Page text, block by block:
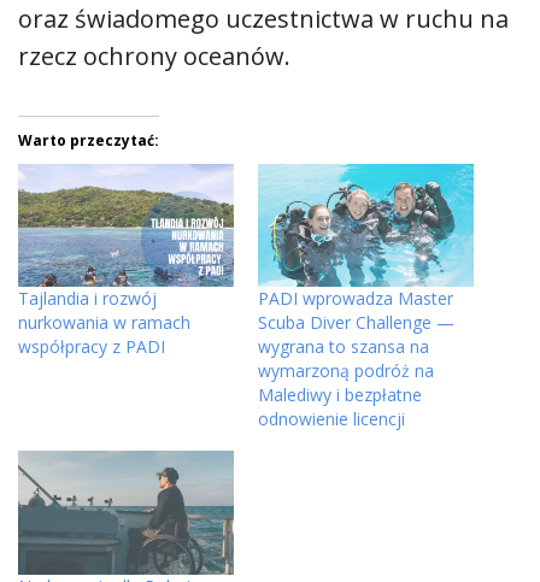
oraz świadomego uczestnictwa w ruchu na
rzecz ochrony oceanów.
Warto przeczytać:
Tajlandia i rozwój
nurkowania w ramach
współpracy z PADI
PADI wprowadza Master
Scuba Diver Challenge —
wygrana to szansa na
wymarzoną podróż na
Malediwy i bezpłatne
odnowienie licencji